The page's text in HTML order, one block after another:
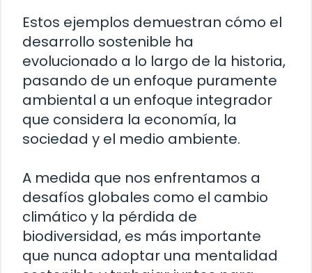
Estos ejemplos demuestran cómo el
desarrollo sostenible ha
evolucionado a lo largo de la historia,
pasando de un enfoque puramente
ambiental a un enfoque integrador
que considera la economía, la
sociedad y el medio ambiente.
A medida que nos enfrentamos a
desafíos globales como el cambio
climático y la pérdida de
biodiversidad, es más importante
que nunca adoptar una mentalidad